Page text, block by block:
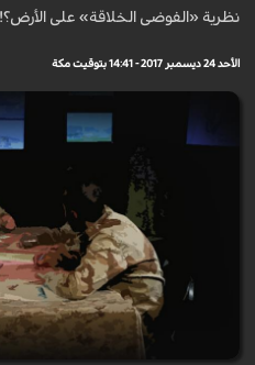
نظرية «الفوضى الخلاقة» على الأرض؟!
الأحد 24 ديسمبر 2017 - 14:41 بتوقيت مكة